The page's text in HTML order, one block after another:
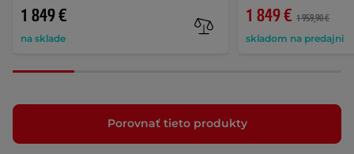
1 849 €
na sklade
1 849 € 1 959,90 €
skladom na predajni
Porovnať tieto produkty